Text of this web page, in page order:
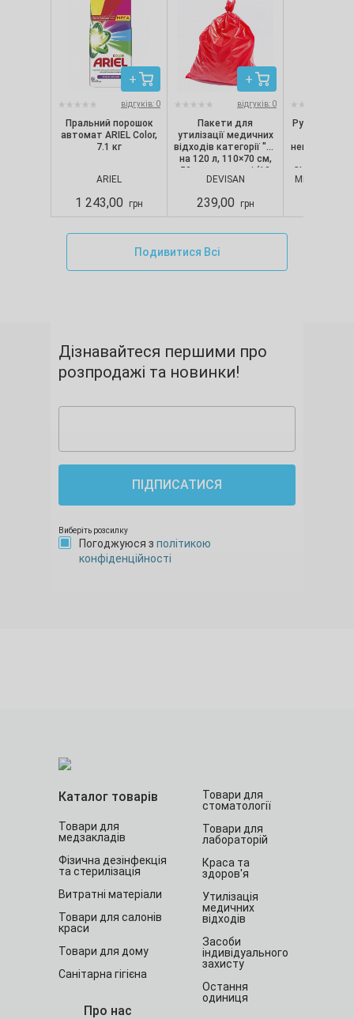
відгуків: 0
Пральний порошок
автомат ARIEL Color,
7.1 кг
ARIEL
1 243,00 грн
відгуків: 0
Пакети для
утилізації медичних
відходів категорії "B"
на 120 л, 110×70 см,
50 мкм, червоні (10
шт./уп.), Devisan
DEVISAN
239,00 грн
Рукавички
непопудрені,
CLASSIC,
MERCATOR
Подивитися Всі
Дізнавайтеся першими про
розпродажі та новинки!
ПІДПИСАТИСЯ
Виберіть розсилку
Погоджуюся з політикою
конфіденційності
Каталог товарів
Товари для
медзакладів
Фізична дезінфекція
та стерилізація
Витратні матеріали
Товари для салонів
краси
Товари для дому
Санітарна гігієна
Товари для
стоматології
Товари для
лабораторій
Краса та
здоров'я
Утилізація
медичних
відходів
Засоби
індивідуального
захисту
Остання
одиниця
Про нас